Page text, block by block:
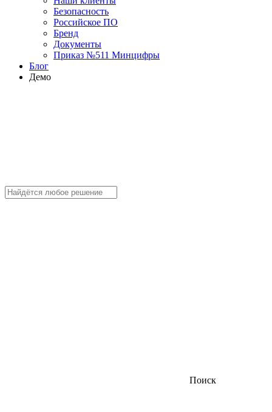
Безопасность
Российское ПО
Бренд
Документы
Приказ №511 Минцифры
Блог
Демо
Поиск